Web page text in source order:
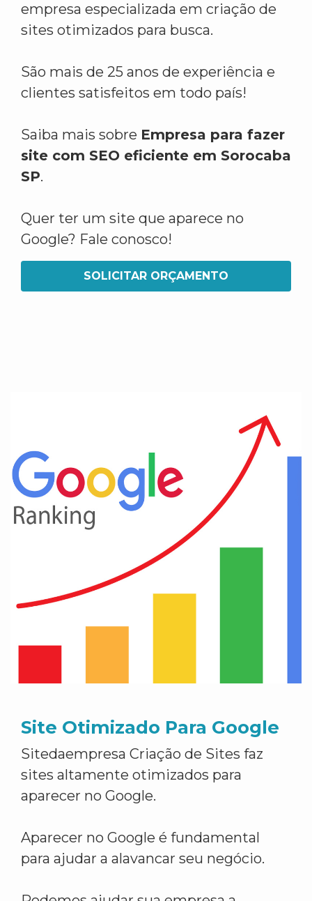
empresa especializada em criação de
sites otimizados para busca.
São mais de 25 anos de experiência e
clientes satisfeitos em todo país!
Saiba mais sobre Empresa para fazer
site com SEO eficiente em Sorocaba
SP.
Quer ter um site que aparece no
Google? Fale conosco!
SOLICITAR ORÇAMENTO
Site Otimizado Para Google
Sitedaempresa Criação de Sites faz
sites altamente otimizados para
aparecer no Google.
Aparecer no Google é fundamental
para ajudar a alavancar seu negócio.